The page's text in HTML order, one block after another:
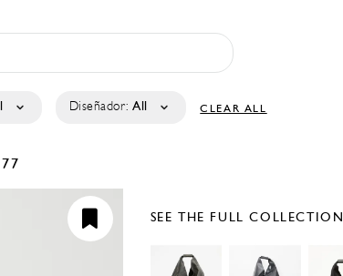
Diseñador: All CLEAR ALL
SEE THE FULL COLLECTION